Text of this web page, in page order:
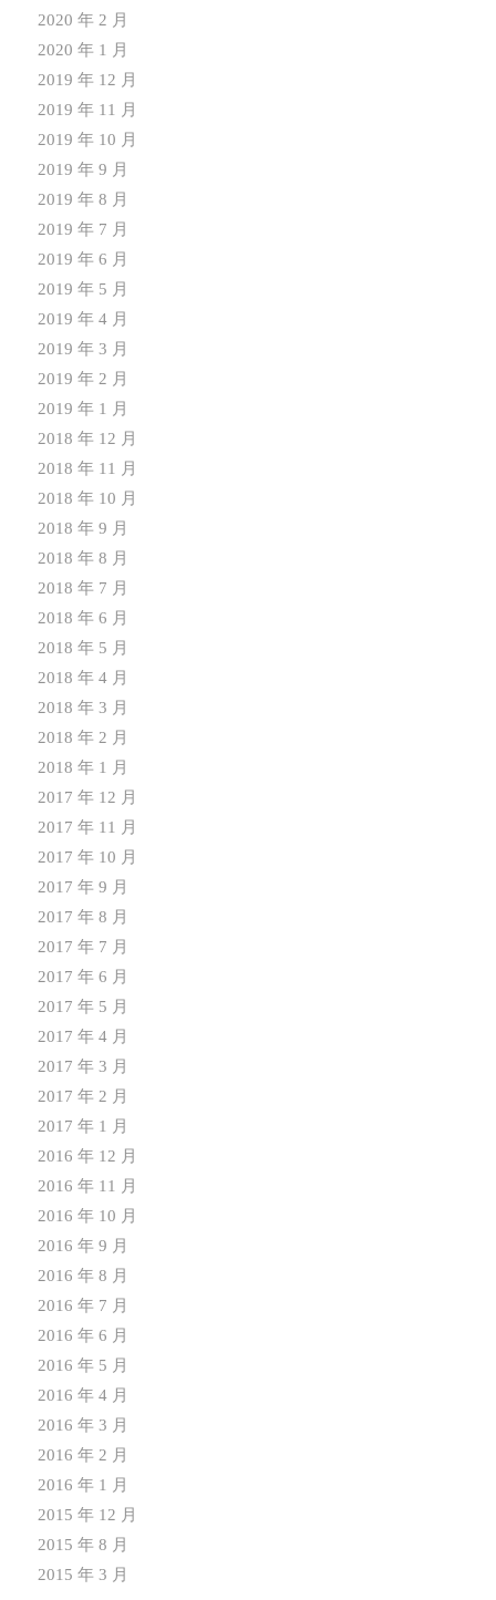
2020 年 2 月
2020 年 1 月
2019 年 12 月
2019 年 11 月
2019 年 10 月
2019 年 9 月
2019 年 8 月
2019 年 7 月
2019 年 6 月
2019 年 5 月
2019 年 4 月
2019 年 3 月
2019 年 2 月
2019 年 1 月
2018 年 12 月
2018 年 11 月
2018 年 10 月
2018 年 9 月
2018 年 8 月
2018 年 7 月
2018 年 6 月
2018 年 5 月
2018 年 4 月
2018 年 3 月
2018 年 2 月
2018 年 1 月
2017 年 12 月
2017 年 11 月
2017 年 10 月
2017 年 9 月
2017 年 8 月
2017 年 7 月
2017 年 6 月
2017 年 5 月
2017 年 4 月
2017 年 3 月
2017 年 2 月
2017 年 1 月
2016 年 12 月
2016 年 11 月
2016 年 10 月
2016 年 9 月
2016 年 8 月
2016 年 7 月
2016 年 6 月
2016 年 5 月
2016 年 4 月
2016 年 3 月
2016 年 2 月
2016 年 1 月
2015 年 12 月
2015 年 8 月
2015 年 3 月